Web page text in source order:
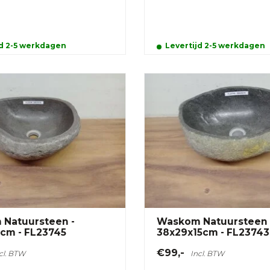
2-5 werkdagen Levertijd 2-5 werkdagen
Natuursteen -
- FL23745
BTW
Waskom Natuursteen
38x29x15cm - FL23743
€99,- Incl. BTW